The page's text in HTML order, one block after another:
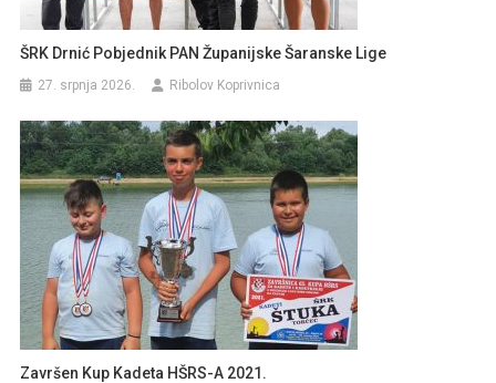
ŠRK Drnić Pobjednik PAN Županijske Šaranske Lige
27. srpnja 2026. Ribolov Koprivnica
Završen Kup Kadeta HŠRS-A 2021.